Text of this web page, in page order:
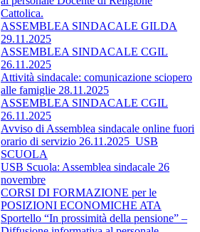
Cattolica.
ASSEMBLEA SINDACALE GILDA
29.11.2025
ASSEMBLEA SINDACALE CGIL
26.11.2025
Attività sindacale: comunicazione sciopero
alle famiglie 28.11.2025
ASSEMBLEA SINDACALE CGIL
26.11.2025
Avviso di Assemblea sindacale online fuori
orario di servizio 26.11.2025_USB
SCUOLA
USB Scuola: Assemblea sindacale 26
novembre
CORSI DI FORMAZIONE per le
POSIZIONI ECONOMICHE ATA
Sportello “In prossimità della pensione” –